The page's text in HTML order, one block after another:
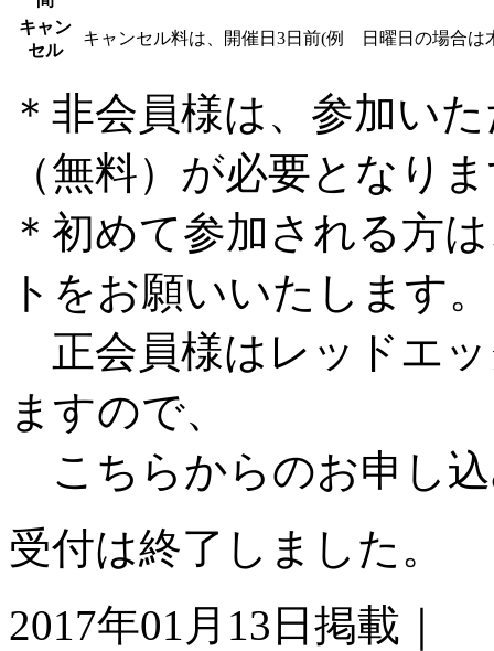
キャン
セル
キャンセル料は、開催日3日前(例 日曜日の場合は
＊非会員様は、参加い
（無料）が必要となり
＊初めて参加される方
トをお願いいたします。
正会員様はレッドエ
ますので、
こちらからのお申し
受付は終了しました。
2017年01月13日掲載｜